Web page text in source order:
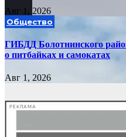
Авг 1, 2026
Общество
ГИБДД Болотнинского
о питбайках и самокатах
Авг 1, 2026
РЕКЛАМА